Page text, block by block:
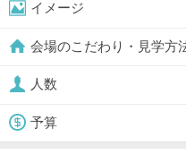
イメージ
会場のこだわり・見学方
人数
予算